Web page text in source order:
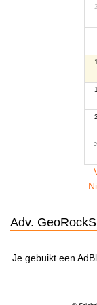
Adv.
Je gebuikt een